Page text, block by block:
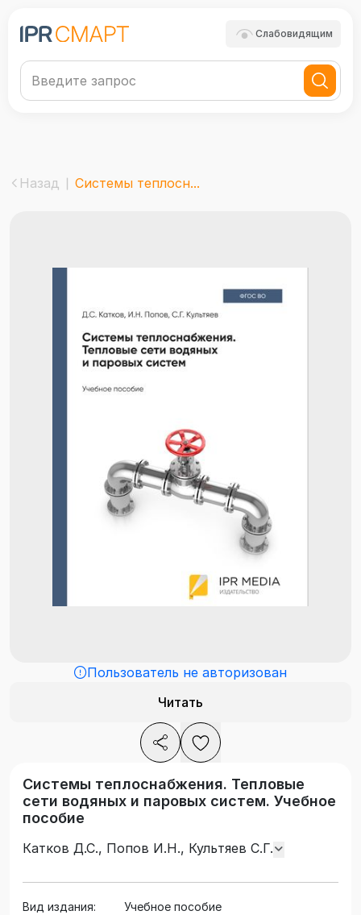
Слабовидящим
Назад Системы теплосн...
Пользователь не авторизован
Читать
Системы теплоснабжения. Тепловые
сети водяных и паровых систем. Учебное
пособие
Катков Д.С., Попов И.Н., Культяев С.Г.
Вид издания:
Учебное пособие